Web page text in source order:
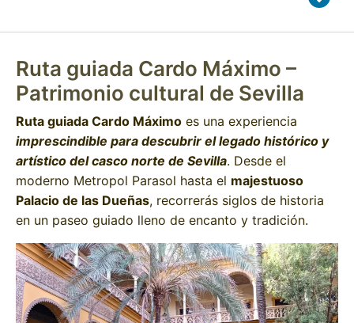
Ruta guiada Cardo Máximo –
Patrimonio cultural de Sevilla
Ruta guiada Cardo Máximo es una experiencia
imprescindible para descubrir el legado histórico y
artístico del casco norte de Sevilla. Desde el
moderno Metropol Parasol hasta el majestuoso
Palacio de las Dueñas, recorrerás siglos de historia
en un paseo guiado lleno de encanto y tradición.